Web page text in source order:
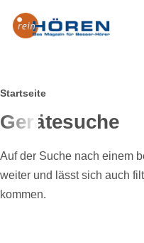
Pfadnavigation
Startseite
Gerätesuche
Auf der Suche nach einem
weiter und lässt sich auch
kommen.